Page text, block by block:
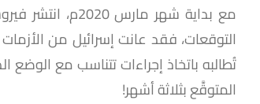
التوقعات، فقد عانت إسرائيل من
المتوقَّع بثلاثة أشهر!